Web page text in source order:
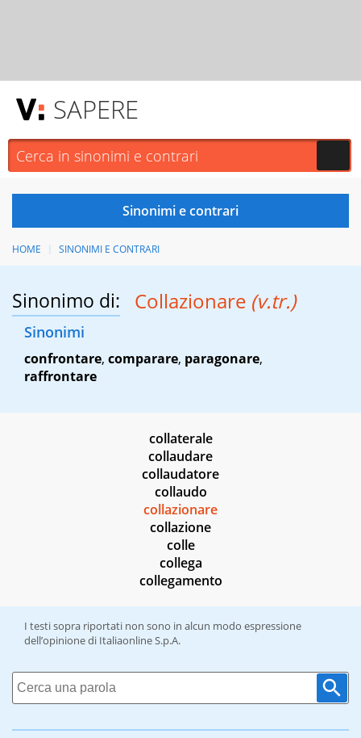
SAPERE
HOME SINONIMI E CONTRARI
Sinonimo di: Collazionare (v.tr.)
Sinonimi
confrontare, comparare, paragonare,
raffrontare
collaterale
collaudare
collaudatore
collaudo
collazionare
collazione
colle
collega
collegamento
I testi sopra riportati non sono in alcun modo espressione
dell’opinione di Italiaonline S.p.A.